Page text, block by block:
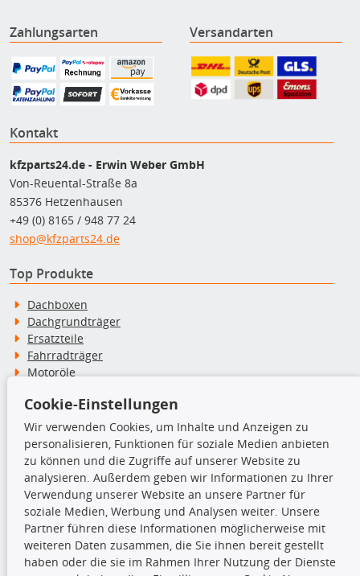
Zahlungsarten Versandarten
Kontakt
kfzparts24.de - Erwin Weber GmbH
Von-Reuental-Straße 8a
85376 Hetzenhausen
+49 (0) 8165 / 948 77 24
shop@kfzparts24.de
Top Produkte
Dachboxen
Dachgrundträger
Ersatzteile
Fahrradträger
Motoröle
Schneeketten
TecDoc Inside
Die hier angezeigten Daten insbesondere die gesamte Datenbank dürfen
nicht kopiert werden.
Cookie-Einstellungen
Wir verwenden Cookies, um Inhalte und Anzeigen zu
personalisieren, Funktionen für soziale Medien anbieten
zu können und die Zugriffe auf unserer Website zu
analysieren. Außerdem geben wir Informationen zu Ihrer
Verwendung unserer Website an unsere Partner für
soziale Medien, Werbung und Analysen weiter. Unsere
Partner führen diese Informationen möglicherweise mit
weiteren Daten zusammen, die Sie ihnen bereit gestellt
haben oder die sie im Rahmen Ihrer Nutzung der Dienste